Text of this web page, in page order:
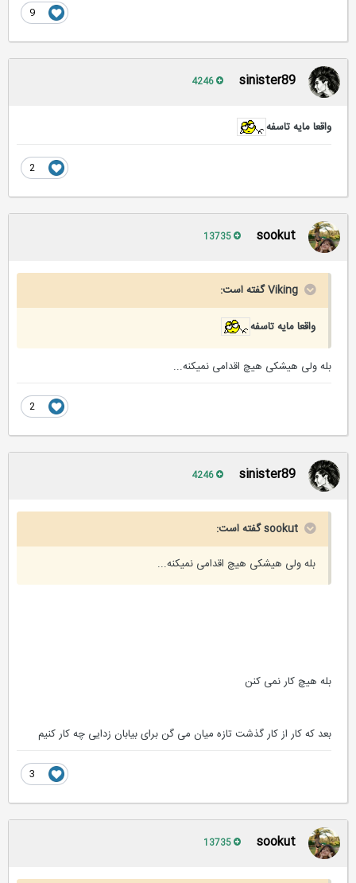
sinister89
واقعا مایه تاسفه
sookut
Viking گفته است:
واقعا مایه تاسفه
بله ولی هیشکی هیچ اقدامی نمیکنه...
sinister89
sookut گفته است:
بله ولی هیشکی هیچ اقدامی نمیکنه...
بله هیچ کار نمی کنن
بعد که کار از کار گذشت تازه میان می گن برای بیابان زدایی چه کار کنیم
sookut